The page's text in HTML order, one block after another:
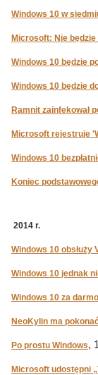
Windows 10 w
Microsoft: Nie
Windows 10 będzie
Windows 10 będzie
Ramnit zainfekował
Microsoft rejestruje
Windows 10
Koniec
2014 r.
Windows 10 obsłuży
Windows 10 jednak
Windows 10 za
NeoKylin ma
Po prostu Windows,
Microsoft udostępni